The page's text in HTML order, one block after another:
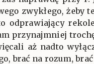
zwykłego,
odprawiający
przynajmniej
aż nadto
brać na rozum,